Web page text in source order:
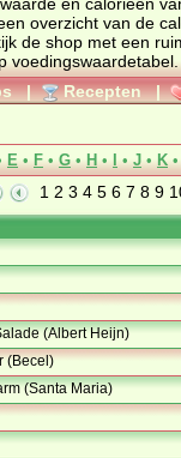
overzicht van de
de shop met een
voedingswaardetabel
| Recepten |
E • F • G • H • • J • K•
1 2 3 4 5 6 7 8 9
(Albert Heijn)
(Becel)
(Santa Maria)